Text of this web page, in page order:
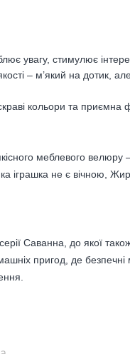
увагу, стимулює
– м’який на дотик,
кольори та
меблевого велюру
іграшка не є вічною,
Саванна, до якої також
пригод, де безпечні